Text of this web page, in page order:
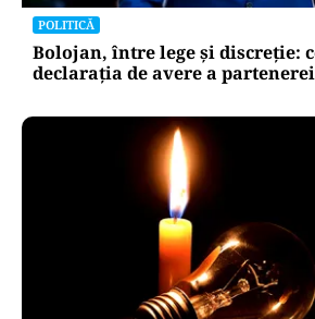
POLITICĂ
Bolojan, între lege și discreție:
declarația de avere a